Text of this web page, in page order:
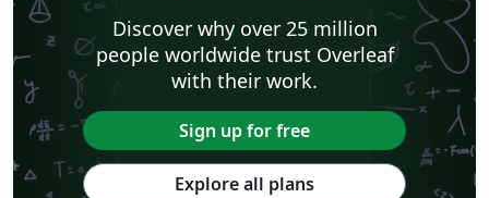
Discover why over 25 million
people worldwide trust Overleaf
with their work.
Sign up for free
Explore all plans